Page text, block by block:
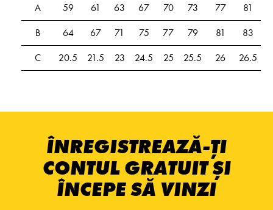
A
59 61 63 67 70 73 77
81
B
64 67 71 75 77 79 81
83
C
20.5 21.5 23 24.5 25 25.5 26 26.5
ÎNREGISTREAZĂ-ȚI
CONTUL GRATUIT ȘI
ÎNCEPE SĂ VINZI